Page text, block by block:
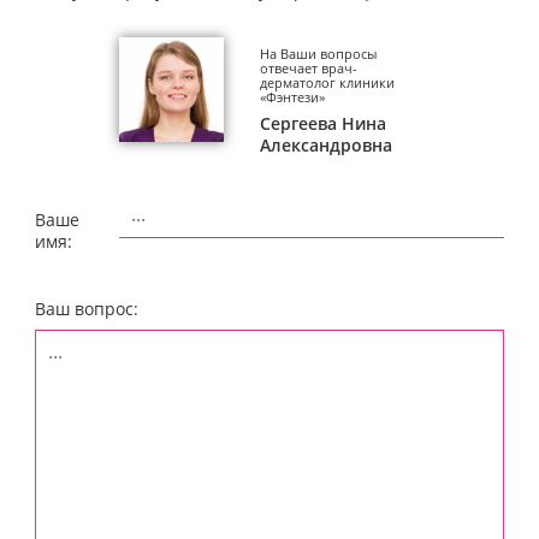
На Ваши вопросы
отвечает врач-
дерматолог клиники
«Фэнтези»
Сергеева Нина
Александровна
Ваше
имя:
Ваш вопрос: